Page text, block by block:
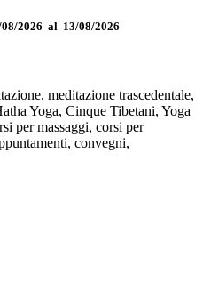
2026 al 13/08/2026
meditazione trascedentale,
Yoga, Cinque Tibetani, Yoga
per massaggi, corsi per
convegni,